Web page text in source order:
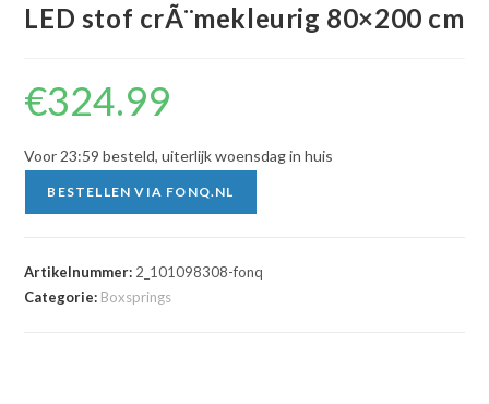
LED stof crÃ¨mekleurig 80×200 cm
€324.99
Voor 23:59 besteld, uiterlijk woensdag in huis
BESTELLEN VIA FONQ.NL
Artikelnummer: 2_101098308-fonq
Categorie: Boxsprings